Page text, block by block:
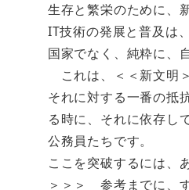
生存と繁栄のために、
IT技術の発展と普及は
国家でなく、純粋に、
これは、＜＜新文明
それに対する一番の抵
る時に、それに依存し
公務員たちです。
ここを突破するには、
＞＞＞ 参考までに、